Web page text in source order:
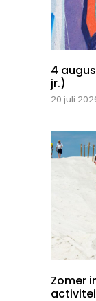
4
jr.)
20 juli
Zomer